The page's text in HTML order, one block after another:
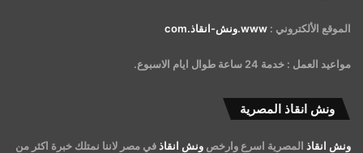
الموقع الألكتروني : www.ونش-انقاذ.com
مواعيد العمل : خدمة 24 ساعة طوال ايام الاسبوع.
ونش انقاذ المصرية
ونش انقاذ المصرية اسرع وارخص ونش انقاذفي مصر لاننا نمتلك خبرة اكثر من